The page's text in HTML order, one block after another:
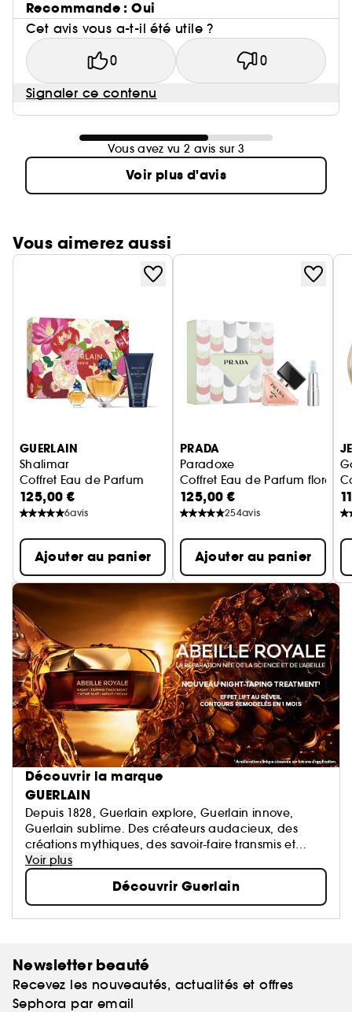
Recommande : Oui
Cet avis vous a-t-il été utile ?
0 0
Signaler ce contenu
Vous avez vu 2 avis sur 3
Voir plus d'avis
Vous aimerez aussi
GUERLAIN
Shalimar
Coffret Eau de Parfum
125,00 €
6avis
Ajouter au panier
PRADA
Paradoxe
Coffret Eau de Parfum florale
125,00 €
254avis
Ajouter au panier
Découvrir la marque
GUERLAIN
Depuis 1828, Guerlain explore, Guerlain innove,
Guerlain sublime. Des créateurs audacieux, des
créations mythiques, des savoir-faire transmis et
perpétués. La Culture du Beau en signature.
Voir plus
Découvrir Guerlain
Newsletter beauté
Recevez les nouveautés, actualités et offres
Sephora par email